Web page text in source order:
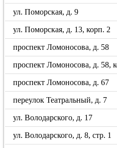
ул. Поморская, д. 9
ул. Поморская, д. 13, корп. 2
проспект Ломоносова, д. 58
проспект Ломоносова, д. 58,
проспект Ломоносова, д. 67
переулок Театральный, д. 7
ул. Володарского, д. 17
ул. Володарского, д. 8, стр. 1